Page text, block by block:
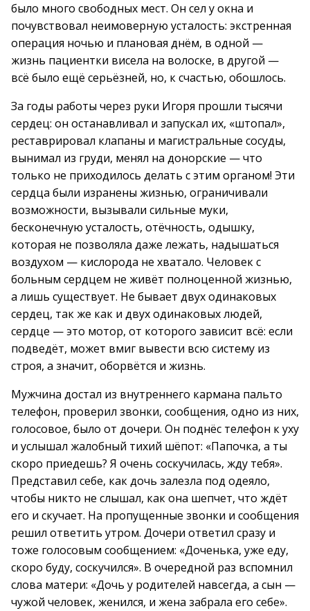
было много свободных мест. Он сел у окна и
почувствовал неимоверную усталость: экстренная
операция ночью и плановая днём, в одной —
жизнь пациентки висела на волоске, в другой —
всё было ещё серьёзней, но, к счастью, обошлось.
За годы работы через руки Игоря прошли тысячи
сердец: он останавливал и запускал их, «штопал»,
реставрировал клапаны и магистральные сосуды,
вынимал из груди, менял на донорские — что
только не приходилось делать с этим органом! Эти
сердца были изранены жизнью, ограничивали
возможности, вызывали сильные муки,
бесконечную усталость, отёчность, одышку,
которая не позволяла даже лежать, надышаться
воздухом — кислорода не хватало. Человек с
больным сердцем не живёт полноценной жизнью,
а лишь существует. Не бывает двух одинаковых
сердец, так же как и двух одинаковых людей,
сердце — это мотор, от которого зависит всё: если
подведёт, может вмиг вывести всю систему из
строя, а значит, оборвётся и жизнь.
Мужчина достал из внутреннего кармана пальто
телефон, проверил звонки, сообщения, одно из них,
голосовое, было от дочери. Он поднёс телефон к уху
и услышал жалобный тихий шёпот: «Папочка, а ты
скоро приедешь? Я очень соскучилась, жду тебя».
Представил себе, как дочь залезла под одеяло,
чтобы никто не слышал, как она шепчет, что ждёт
его и скучает. На пропущенные звонки и сообщения
решил ответить утром. Дочери ответил сразу и
тоже голосовым сообщением: «Доченька, уже еду,
скоро буду, соскучился». В очередной раз вспомнил
слова матери: «Дочь у родителей навсегда, а сын —
чужой человек, женился, и жена забрала его себе».